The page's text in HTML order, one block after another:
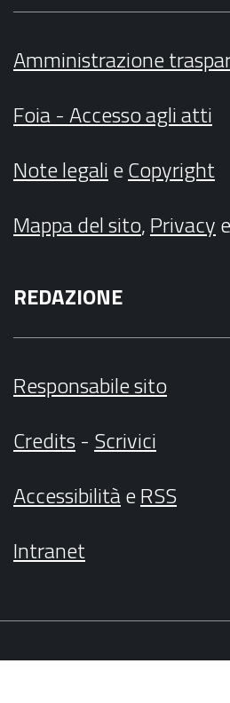
Amministrazione
Foia - Accesso agli atti
Note legalieCopyright
Mappa del sito,Privacye
REDAZIONE
Responsabile sito
Credits- Scrivici
AccessibilitàeRSS
Intranet